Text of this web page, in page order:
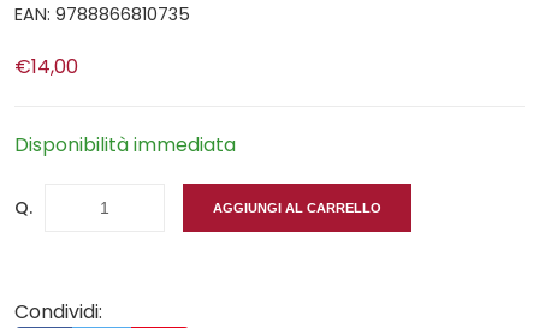
EAN: 9788866810735
€14,00
Disponibilità immediata
Q. AGGIUNGI AL CARRELLO
Condividi: